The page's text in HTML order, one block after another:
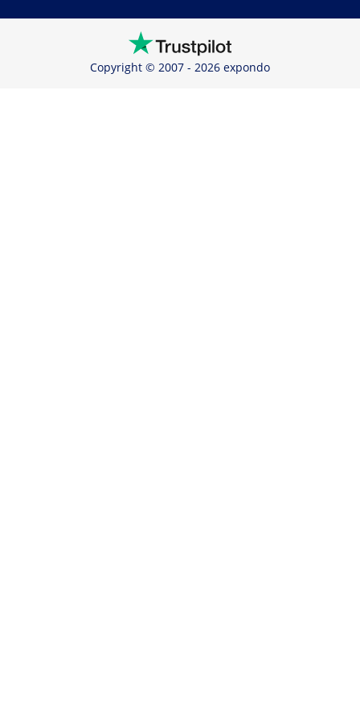
Copyright © 2007 - 2026 expondo